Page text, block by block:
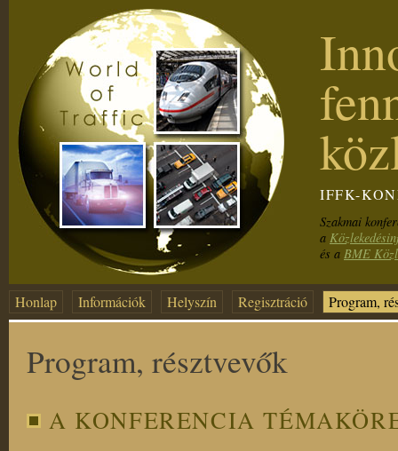
IFFK-
Szakmai
a
és a BME
Honlap Információk Helyszín Regisztráció Program,
Program, résztvevők
A KONFERENCIA